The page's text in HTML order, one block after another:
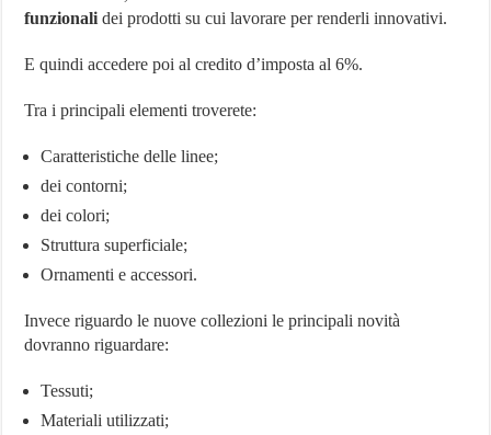
funzionali dei prodotti su cui lavorare per renderli innovativi.
E quindi accedere poi al credito d’imposta al 6%.
Tra i principali elementi troverete:
Caratteristiche delle linee;
dei contorni;
dei colori;
Struttura superficiale;
Ornamenti e accessori.
Invece riguardo le nuove collezioni le principali novità
dovranno riguardare:
Tessuti;
Materiali utilizzati;